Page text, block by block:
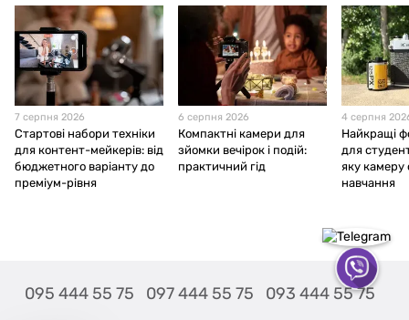
7 серпня 2026
Стартові набори техніки
для контент-мейкерів: від
бюджетного варіанту до
преміум-рівня
6 серпня 2026
Компактні камери для
зйомки вечірок і подій:
практичний гід
4 серпня
Найкращі
для
яку
навчання
095 444 55 75 097 444 55 75 093 444 55 75